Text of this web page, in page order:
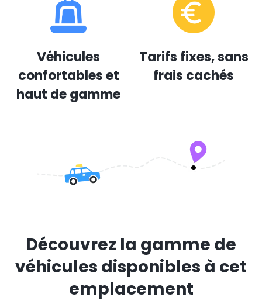
Véhicules
confortables et
haut de gamme
Tarifs fixes, sans
frais cachés
Découvrez la gamme de
véhicules disponibles à cet
emplacement